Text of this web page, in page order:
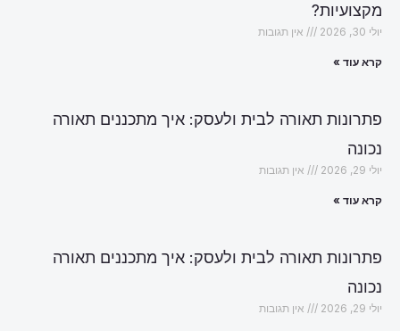
מקצועיות?
יולי 30, 2026 אין תגובות
קרא עוד »
פתרונות תאורה לבית ולעסק: איך מתכננים תאורה
נכונה
יולי 29, 2026 אין תגובות
קרא עוד »
פתרונות תאורה לבית ולעסק: איך מתכננים תאורה
נכונה
יולי 29, 2026 אין תגובות